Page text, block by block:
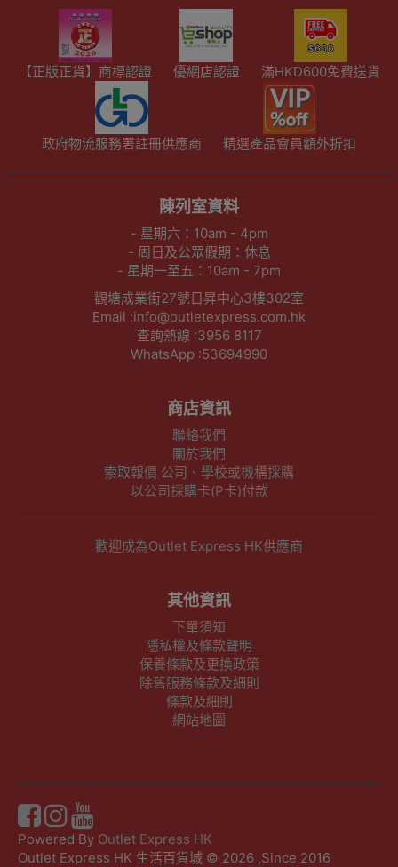
【正版正貨】商標認證 優網店認證 滿HKD600免費送貨
政府物流服務署註冊供應商 精選產品會員額外折扣
陳列室資料
- 星期六：10am - 4pm
- 周日及公眾假期：休息
- 星期一至五：10am - 7pm
觀塘成業街27號日昇中心3樓302室
Email :info@outletexpress.com.hk
查詢熱線 :3956 8117
WhatsApp :53694990
商店資訊
聯絡我們
關於我們
索取報價 公司、學校或機構採購
以公司採購卡(P卡)付款
歡迎成為Outlet Express HK供應商
其他資訊
下單須知
隱私權及條款聲明
保養條款及更換政策
除舊服務條款及細則
條款及細則
網站地圖
Powered By Outlet Express HK
Outlet Express HK 生活百貨城 © 2026 ,Since 2016